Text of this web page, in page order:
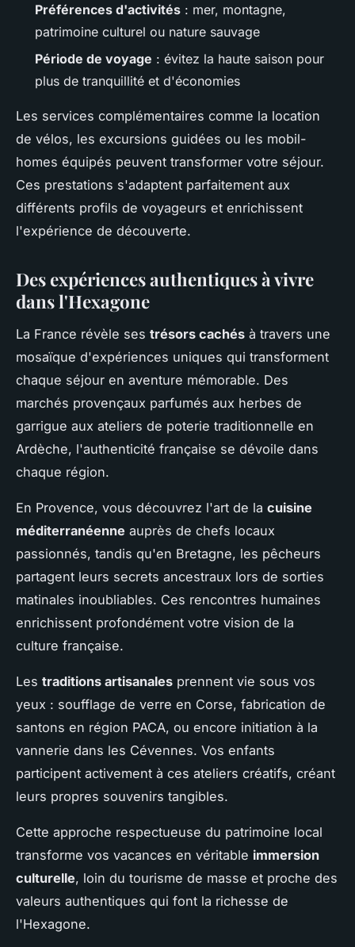
Préférences d'activités : mer, montagne,
patrimoine culturel ou nature sauvage
Période de voyage : évitez la haute saison pour
plus de tranquillité et d'économies
Les services complémentaires comme la location
de vélos, les excursions guidées ou les mobil-
homes équipés peuvent transformer votre séjour.
Ces prestations s'adaptent parfaitement aux
différents profils de voyageurs et enrichissent
l'expérience de découverte.
Des expériences authentiques à vivre
dans l'Hexagone
La France révèle ses trésors cachés à travers une
mosaïque d'expériences uniques qui transforment
chaque séjour en aventure mémorable. Des
marchés provençaux parfumés aux herbes de
garrigue aux ateliers de poterie traditionnelle en
Ardèche, l'authenticité française se dévoile dans
chaque région.
En Provence, vous découvrez l'art de la cuisine
méditerranéenne auprès de chefs locaux
passionnés, tandis qu'en Bretagne, les pêcheurs
partagent leurs secrets ancestraux lors de sorties
matinales inoubliables. Ces rencontres humaines
enrichissent profondément votre vision de la
culture française.
Les traditions artisanales prennent vie sous vos
yeux : soufflage de verre en Corse, fabrication de
santons en région PACA, ou encore initiation à la
vannerie dans les Cévennes. Vos enfants
participent activement à ces ateliers créatifs, créant
leurs propres souvenirs tangibles.
Cette approche respectueuse du patrimoine local
transforme vos vacances en véritable immersion
culturelle, loin du tourisme de masse et proche des
valeurs authentiques qui font la richesse de
l'Hexagone.